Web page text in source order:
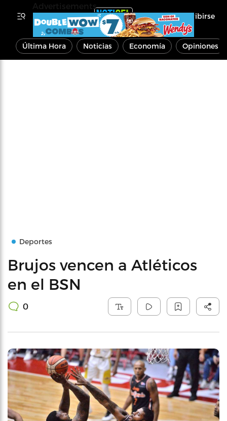
Inscribirse
Última Hora Noticias Economía Opiniones
Deportes
Brujos vencen a Atléticos
en el BSN
0
Advertisements